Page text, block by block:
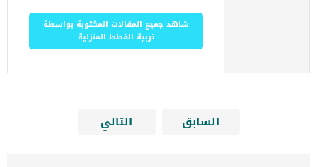
شاهد جميع المقالات المكتوبة بواسطة
تربية القطط المنزلية
السابق التالي